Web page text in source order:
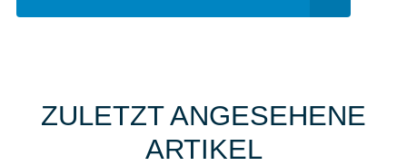
ZULETZT ANGESEHENE
ARTIKEL